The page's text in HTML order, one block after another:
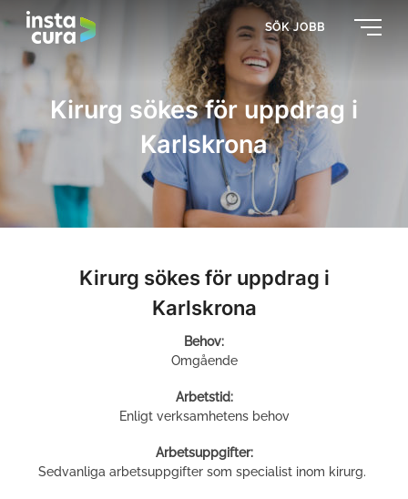
SÖK JOBB
Kirurg sökes för uppdrag i
Karlskrona
Kirurg sökes för uppdrag i
Karlskrona
Behov:
Omgående
Arbetstid:
Enligt verksamhetens behov
Arbetsuppgifter:
Sedvanliga arbetsuppgifter som specialist inom kirurg.